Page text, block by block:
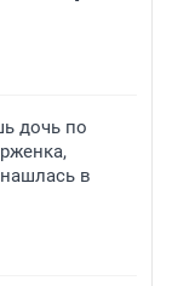
дочь по
в